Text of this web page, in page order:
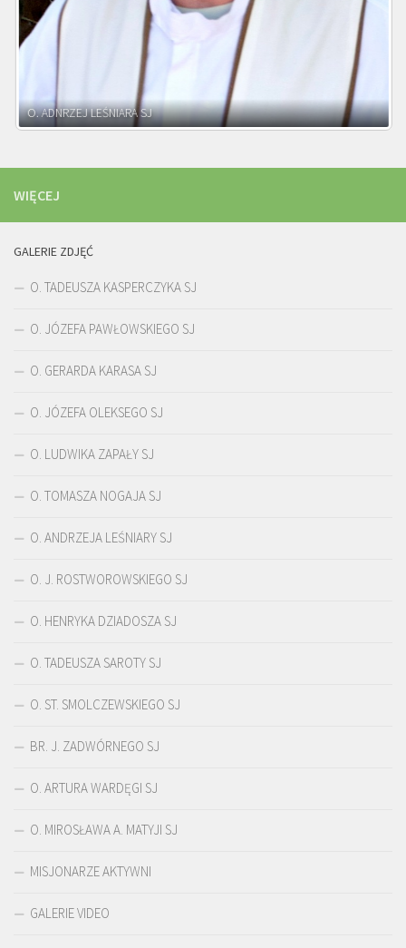
WIĘCEJ
GALERIE ZDJĘĆ
O. TADEUSZA KASPERCZYKA SJ
O. JÓZEFA PAWŁOWSKIEGO SJ
O. GERARDA KARASA SJ
O. JÓZEFA OLEKSEGO SJ
O. LUDWIKA ZAPAŁY SJ
O. TOMASZA NOGAJA SJ
O. ANDRZEJA LEŚNIARY SJ
O. J. ROSTWOROWSKIEGO SJ
O. HENRYKA DZIADOSZA SJ
O. TADEUSZA SAROTY SJ
O. ST. SMOLCZEWSKIEGO SJ
BR. J. ZADWÓRNEGO SJ
O. ARTURA WARDĘGI SJ
O. MIROSŁAWA A. MATYJI SJ
MISJONARZE AKTYWNI
GALERIE VIDEO